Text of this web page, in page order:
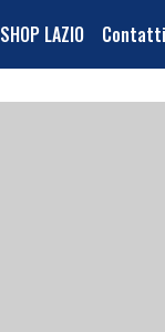
SHOP LAZIO Contatti